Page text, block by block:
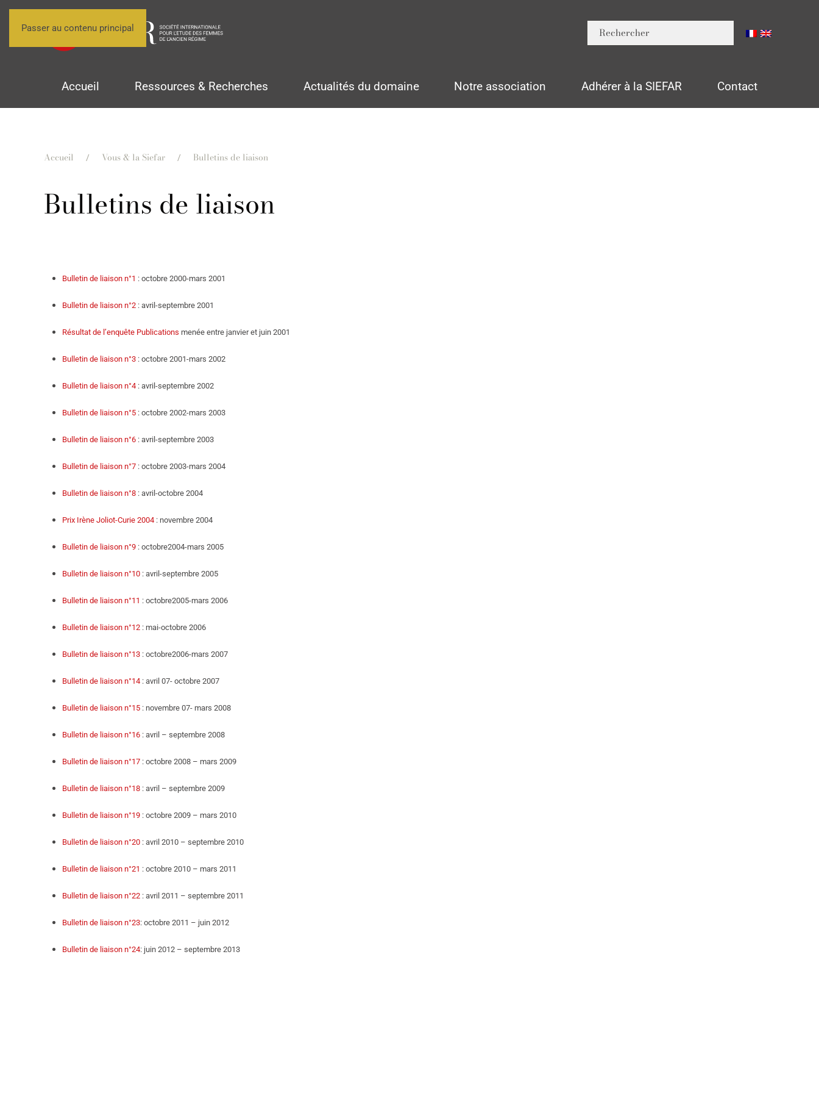
Passer au contenu principal
Accueil Ressources & Recherches Actualités du domaine Notre association Adhérer à la SIEFAR Contact
Accueil Vous & la Siefar Bulletins de liaison
Bulletins de liaison
Bulletin de liaison n°1 : octobre 2000-mars 2001
Bulletin de liaison n°2 : avril-septembre 2001
Résultat de l’enquête Publications menée entre janvier et juin 2001
Bulletin de liaison n°3 : octobre 2001-mars 2002
Bulletin de liaison n°4 : avril-septembre 2002
Bulletin de liaison n°5 : octobre 2002-mars 2003
Bulletin de liaison n°6 : avril-septembre 2003
Bulletin de liaison n°7 : octobre 2003-mars 2004
Bulletin de liaison n°8 : avril-octobre 2004
Prix Irène Joliot-Curie 2004 : novembre 2004
Bulletin de liaison n°9 : octobre2004-mars 2005
Bulletin de liaison n°10 : avril-septembre 2005
Bulletin de liaison n°11 : octobre2005-mars 2006
Bulletin de liaison n°12 : mai-octobre 2006
Bulletin de liaison n°13 : octobre2006-mars 2007
Bulletin de liaison n°14 : avril 07- octobre 2007
Bulletin de liaison n°15 : novembre 07- mars 2008
Bulletin de liaison n°16 : avril – septembre 2008
Bulletin de liaison n°17 : octobre 2008 – mars 2009
Bulletin de liaison n°18 : avril – septembre 2009
Bulletin de liaison n°19 : octobre 2009 – mars 2010
Bulletin de liaison n°20 : avril 2010 – septembre 2010
Bulletin de liaison n°21 : octobre 2010 – mars 2011
Bulletin de liaison n°22 : avril 2011 – septembre 2011
Bulletin de liaison n°23: octobre 2011 – juin 2012
Bulletin de liaison n°24: juin 2012 – septembre 2013